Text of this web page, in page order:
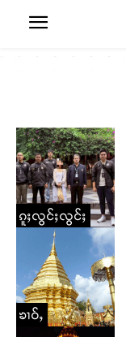
ၵူႈလွင်ႈလွင်ႈ
ၶၢဝ်ႇ